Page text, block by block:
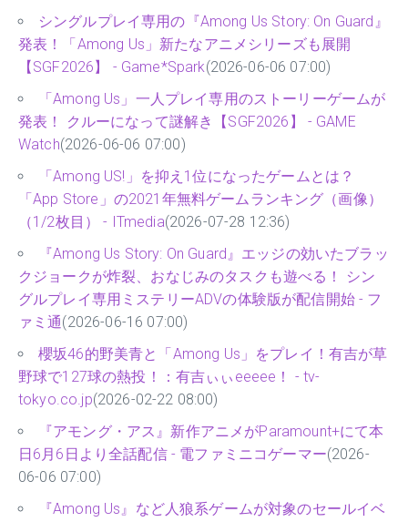
シングルプレイ専用の『Among Us Story: On Guard』
発表！「Among Us」新たなアニメシリーズも展開
【SGF2026】 - Game*Spark(2026-06-06 07:00)
「Among Us」一人プレイ専用のストーリーゲームが
発表！ クルーになって謎解き【SGF2026】 - GAME
Watch(2026-06-06 07:00)
「Among US!」を抑え1位になったゲームとは？
「App Store」の2021年無料ゲームランキング（画像）
（1/2枚目） - ITmedia(2026-07-28 12:36)
『Among Us Story: On Guard』エッジの効いたブラッ
クジョークが炸裂、おなじみのタスクも遊べる！ シン
グルプレイ専用ミステリーADVの体験版が配信開始 - フ
ァミ通(2026-06-16 07:00)
櫻坂46的野美青と「Among Us」をプレイ！有吉が草
野球で127球の熱投！：有吉ぃぃeeeee！ - tv-
tokyo.co.jp(2026-02-22 08:00)
『アモング・アス』新作アニメがParamount+にて本
日6月6日より全話配信 - 電ファミニコゲーマー(2026-
06-06 07:00)
『Among Us』など人狼系ゲームが対象のセールイベ